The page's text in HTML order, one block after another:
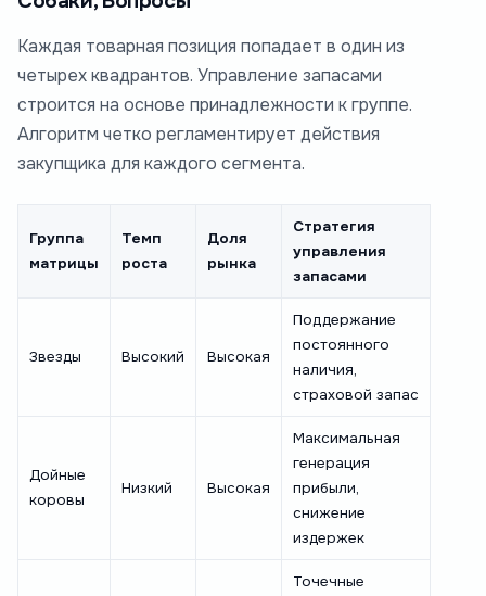
Каждая товарная позиция попадает в один из
четырех квадрантов. Управление запасами
строится на основе принадлежности к группе.
Алгоритм четко регламентирует действия
закупщика для каждого сегмента.
Группа
матрицы
Темп
роста
Доля
рынка
Стратегия
управления
запасами
Звезды Высокий Высокая
Поддержание
постоянного
наличия,
страховой запас
Дойные
коровы
Низкий Высокая
Максимальная
генерация
прибыли,
снижение
издержек
Точечные